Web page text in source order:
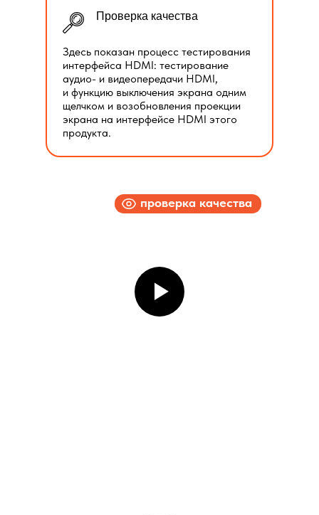
проверка качества
Проверка качества
Здесь показан процесс тестирования
интерфейса HDMI: тестирование
аудио- и видеопередачи HDMI,
и функцию выключения экрана одним
щелчком и возобновления проекции
экрана на интерфейсе HDMI этого
продукта.